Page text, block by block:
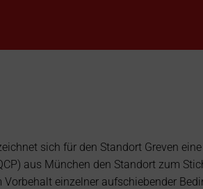
sich für den Standort Greven
aus München den Standort zum
einzelner aufschiebender